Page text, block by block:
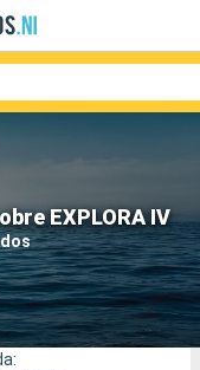
EXPLORA IV
Compañías